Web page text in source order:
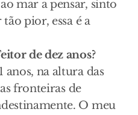
mar a pensar, sinto
pior, essa é a
de dez anos?
anos, na altura das
fronteiras de
O meu